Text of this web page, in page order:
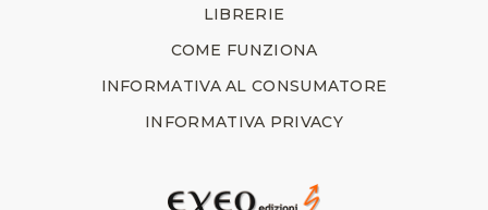
LIBRERIE
COME FUNZIONA
INFORMATIVA AL CONSUMATORE
INFORMATIVA PRIVACY